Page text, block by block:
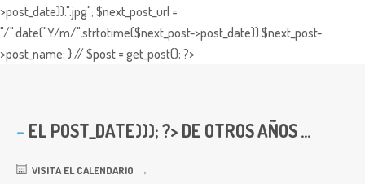
>post_date)).".jpg"; $next_post_url =
"/".date("Y/m/",strtotime($next_post->post_date)).$next_post-
>post_name; } // $post = get_post(); ?>
EL POST_DATE))); ?> DE OTROS AÑOS ...
VISITA EL CALENDARIO